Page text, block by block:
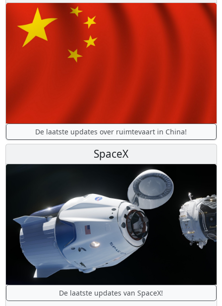
De laatste updates over ruimtevaart in China!
SpaceX
De laatste updates van SpaceX!